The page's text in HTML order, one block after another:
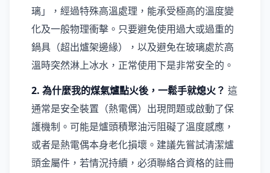
璃」，經過特殊高溫處理，能承受極高的溫度變
化及一般物理衝擊。只要避免使用過大或過重的
鍋具（超出爐架邊緣），以及避免在玻璃處於高
溫時突然淋上冰水，正常使用下是非常安全的。
2. 為什麼我的煤氣爐點火後，一鬆手就熄火？ 這
通常是安全裝置（熱電偶）出現問題或啟動了保
護機制。可能是爐頭積聚油污阻礙了溫度感應，
或者是熱電偶本身老化損壞。建議先嘗試清潔爐
頭金屬件，若情況持續，必須聯絡合資格的註冊